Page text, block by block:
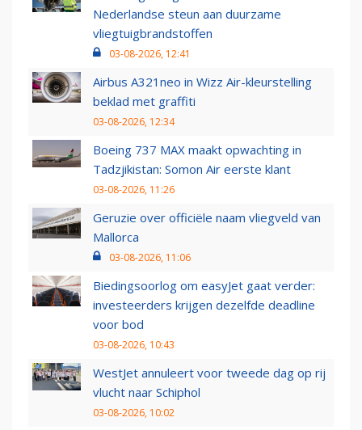
Nederlandse steun aan duurzame
vliegtuigbrandstoffen
03-08-2026, 12:41
Airbus A321neo in Wizz Air-kleurstelling
beklad met graffiti
03-08-2026, 12:34
Boeing 737 MAX maakt opwachting in
Tadzjikistan: Somon Air eerste klant
03-08-2026, 11:26
Geruzie over officiële naam vliegveld van
Mallorca
03-08-2026, 11:06
Biedingsoorlog om easyJet gaat verder:
investeerders krijgen dezelfde deadline
voor bod
03-08-2026, 10:43
WestJet annuleert voor tweede dag op rij
vlucht naar Schiphol
03-08-2026, 10:02